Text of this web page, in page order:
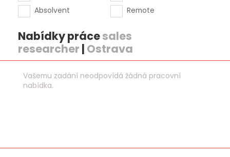
Absolvent
Remote
Nabídky prácesales
researcher | Ostrava
Vašemu zadání neodpovídá žádná pracovní
nabídka.